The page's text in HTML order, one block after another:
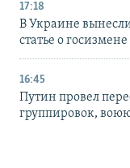
17:18
В Украине
статье о
16:45
Путин провел
группировок,